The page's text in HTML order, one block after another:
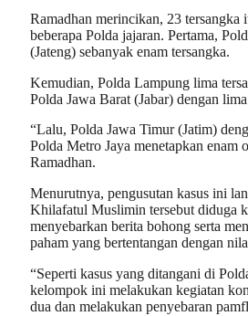
Ramadhan merincikan, 23 tersangka
beberapa Polda jajaran. Pertama,
(Jateng) sebanyak enam tersangka.
Kemudian, Polda Lampung lima
Polda Jawa Barat (Jabar) dengan
“Lalu, Polda Jawa Timur (Jatim)
Polda Metro Jaya menetapkan enam
Ramadhan.
Menurutnya, pengusutan kasus ini
Khilafatul Muslimin tersebut diduga
menyebarkan berita bohong serta
paham yang bertentangan dengan
“Seperti kasus yang ditangani di
kelompok ini melakukan kegiatan
dua dan melakukan penyebaran